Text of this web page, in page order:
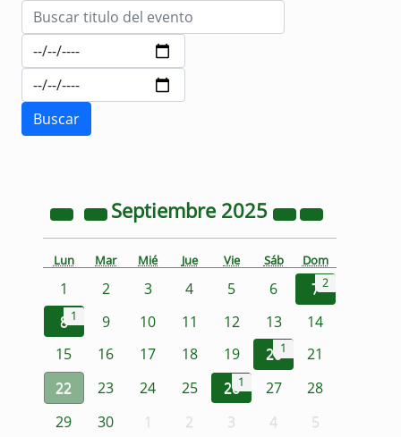
Septiembre 2025
Lun Mar Mié Jue Vie Sáb Dom
1 2 3 4 5 6 72
8 1 9 10 11 12 13
14
15
16 17 18 19 201
21
22
23 24 25 261 27
28
29
30 1 2 3 4 5